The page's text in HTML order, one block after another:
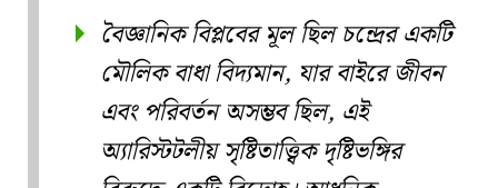
বৈজ্ঞানিক বিপ্লবের মূল ছিল চন্দ্রের একটি
মৌলিক বাধা বিদ্যমান, যার বাইরে জীবন
এবং পরিবর্তন অসম্ভব ছিল, এই
অ্যারিস্টটলীয় সৃষ্টিতাত্ত্বিক দৃষ্টিভঙ্গির